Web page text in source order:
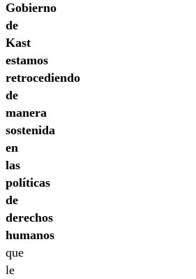
Gobierno
de
Kast
estamos
retrocediendo
de
manera
sostenida
en
las
políticas
de
derechos
humanos
que
le